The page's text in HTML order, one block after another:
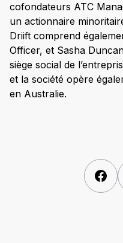
cofondateurs ATC
un actionnaire
Driift comprend
Officer, et Sasha
siège social de
et la société opère
en Australie.